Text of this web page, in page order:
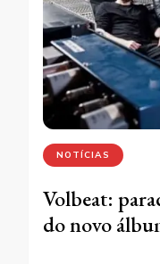
NOTÍCIAS
Volbeat:
do novo